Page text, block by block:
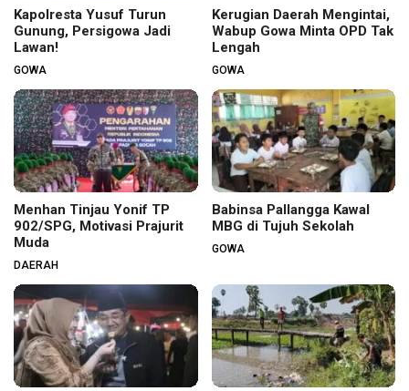
Kapolresta Yusuf Turun
Gunung, Persigowa Jadi
Lawan!
GOWA
Kerugian Daerah Mengintai,
Wabup Gowa Minta OPD Tak
Lengah
GOWA
Menhan Tinjau Yonif TP
902/SPG, Motivasi Prajurit
Muda
DAERAH
Babinsa Pallangga Kawal
MBG di Tujuh Sekolah
GOWA